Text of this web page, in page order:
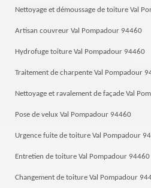
Nettoyage et démoussage de toiture Val
Artisan couvreur Val Pompadour 94460
Hydrofuge toiture Val Pompadour 94460
Traitement de charpente Val Pompadour
Nettoyage et ravalement de façade Val
Pose de velux Val Pompadour 94460
Urgence fuite de toiture Val Pompadour
Entretien de toiture Val Pompadour 94460
Changement de toiture Val Pompadour